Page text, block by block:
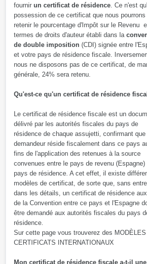
fournir un certificat de résidence. Ce n'est
possession de ce certificat que nous pourrons
retenir le pourcentage d'Impôt sur le Revenu
termes de droits d'auteur établi dans la
de double imposition (CDI) signée entre
et votre pays de résidence fiscale.
nous ne disposons pas de ce certificat, de
générale, 24% sera retenu.
Qu'est-ce qu'un certificat de résidence
Le certificat de résidence fiscale est un
délivré par les autorités fiscales du pays de
résidence de chaque assujetti, confirmant que
demandeur réside fiscalement dans ce pays
fins de l'application des retenues à la source
convenues entre le pays de revenu (Espagne)
pays de résidence. A cet effet, il existe
modèles de certificat, de sorte que, sans
dans les détails, un certificat de résidence
de la Convention entre ce pays et l'Espagne
être demandé aux autorités fiscales du pays
résidence.
Sur cette page vous trouverez des MODÈLES
CERTIFICATS INTERNATIONAUX
Mon certificat de résidence fiscale a-t-il